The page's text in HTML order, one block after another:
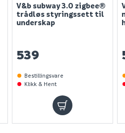
V&b subway 3.0 zigbee®
trådløs styringssett til
underskap
539
Bestillingsvare
Klikk & Hent